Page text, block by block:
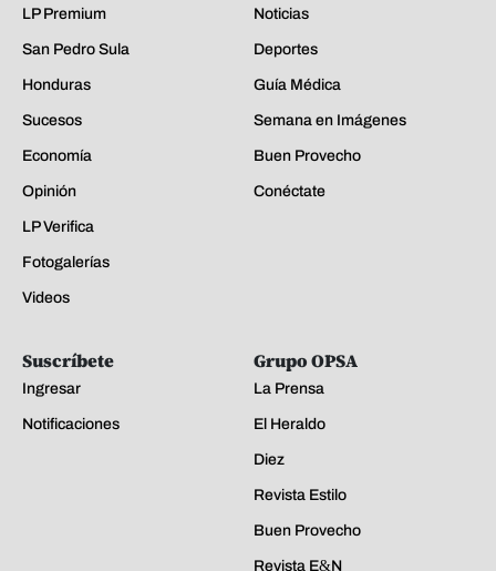
LP Premium
San Pedro Sula
Honduras
Sucesos
Economía
Opinión
LP Verifica
Fotogalerías
Videos
Noticias
Deportes
Guía Médica
Semana en Imágenes
Buen Provecho
Conéctate
Suscríbete
Ingresar
Notificaciones
Grupo OPSA
La Prensa
El Heraldo
Diez
Revista Estilo
Buen Provecho
Revista E&N